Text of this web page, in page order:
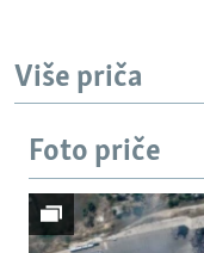
Više priča
Foto priče